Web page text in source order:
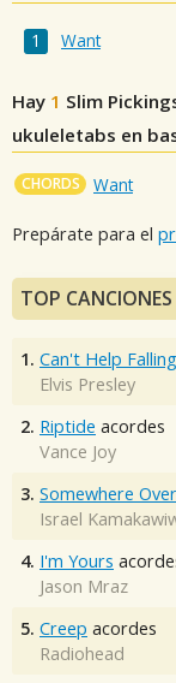
Want
Hay 1 Slim
ukuleletabs en
CHORDS Want
Prepárate para el
TOP
1. Can't Help
Elvis Presley
2. Riptide acordes
Vance Joy
3. Somewhere
Israel
4. I'm Yours
Jason Mraz
5. Creep acordes
Radiohead